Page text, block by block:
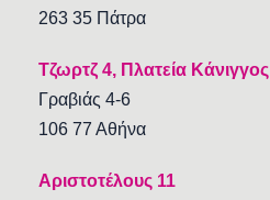
263 35 Πάτρα
Τζωρτζ 4, Πλατεία Κάνιγγος
Γραβιάς 4-6
106 77 Αθήνα
Αριστοτέλους 11